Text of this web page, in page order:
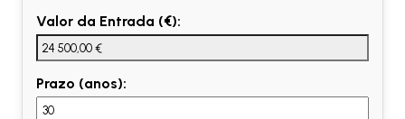
Valor da Entrada (€):
Prazo (anos):